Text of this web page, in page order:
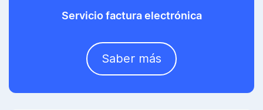
Servicio factura electrónica
Saber más